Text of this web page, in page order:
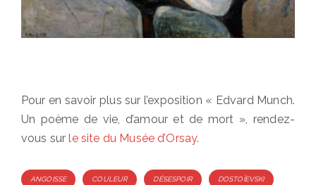
Pour en savoir plus sur l’exposition « Edvard Munch.
Un poème de vie, d’amour et de mort », rendez-
vous surle site du Musée d’Orsay.
Tags
ANGOISSE COULEUR DÉSESPOIR DOSTOÏEVSKI